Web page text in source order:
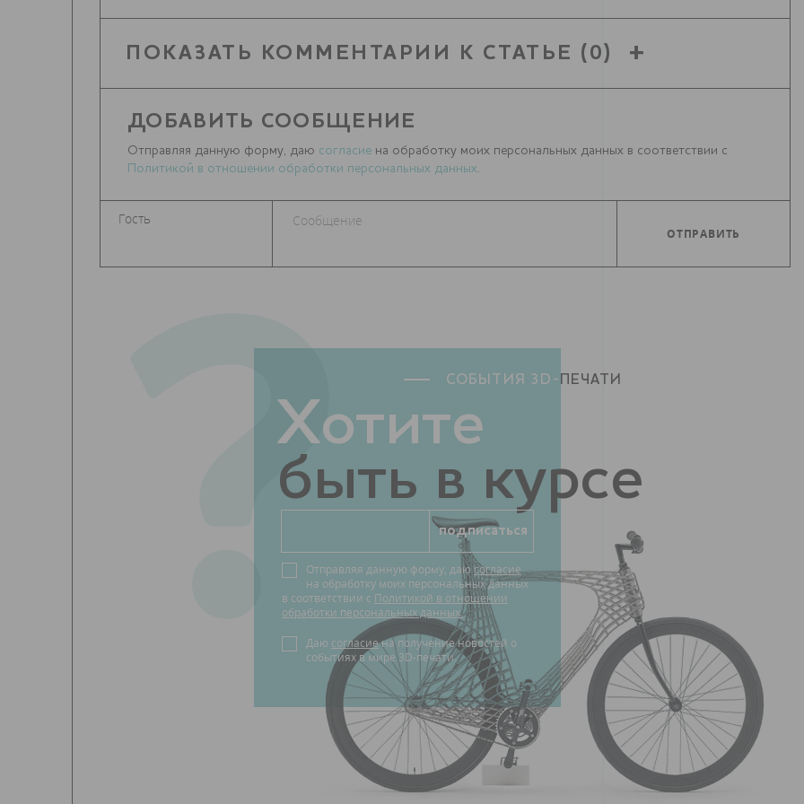
ПОКАЗАТЬ КОММЕНТАРИИ К СТАТЬЕ (0)
ДОБАВИТЬ СООБЩЕНИЕ
Отправляя данную форму, даю согласие на обработку моих персональных данных в соответствии с
Политикой в отношении обработки персональных данных.
?
Хотите
быть в курсе
СОБЫТИЯ 3D- ПЕЧАТИ
Отправляя данную форму, даюсогласие
на обработку моих персональных данных
в соответствии с Политикой в отношении
обработки персональных данных.
Даю согласиена получение новостей о
событиях в мире 3D-печати.